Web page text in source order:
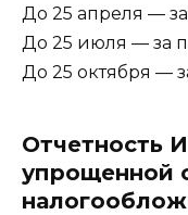
До 25 апреля — за
До 25 июля — за
До 25 октября —
Отчетность
упрощенной